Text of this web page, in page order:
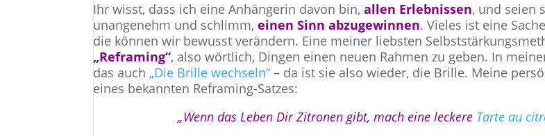
Ihr wisst, dass ich eine Anhängerin davon bin,allen Erlebnissen, und seien
unangenehm und schlimm, einen Sinn abzugewinnen. Vieles ist eine
die können wir bewusst verändern. Eine meiner liebsten
„Reframing“, also wörtlich, Dingen einen neuen Rahmen zu geben. In
das auch„Die Brille wechseln“ – da ist sie also wieder, die Brille. Meine
eines bekannten Reframing-Satzes:
„Wenn das Leben Dir Zitronen gibt, mach eine leckere Tarte au